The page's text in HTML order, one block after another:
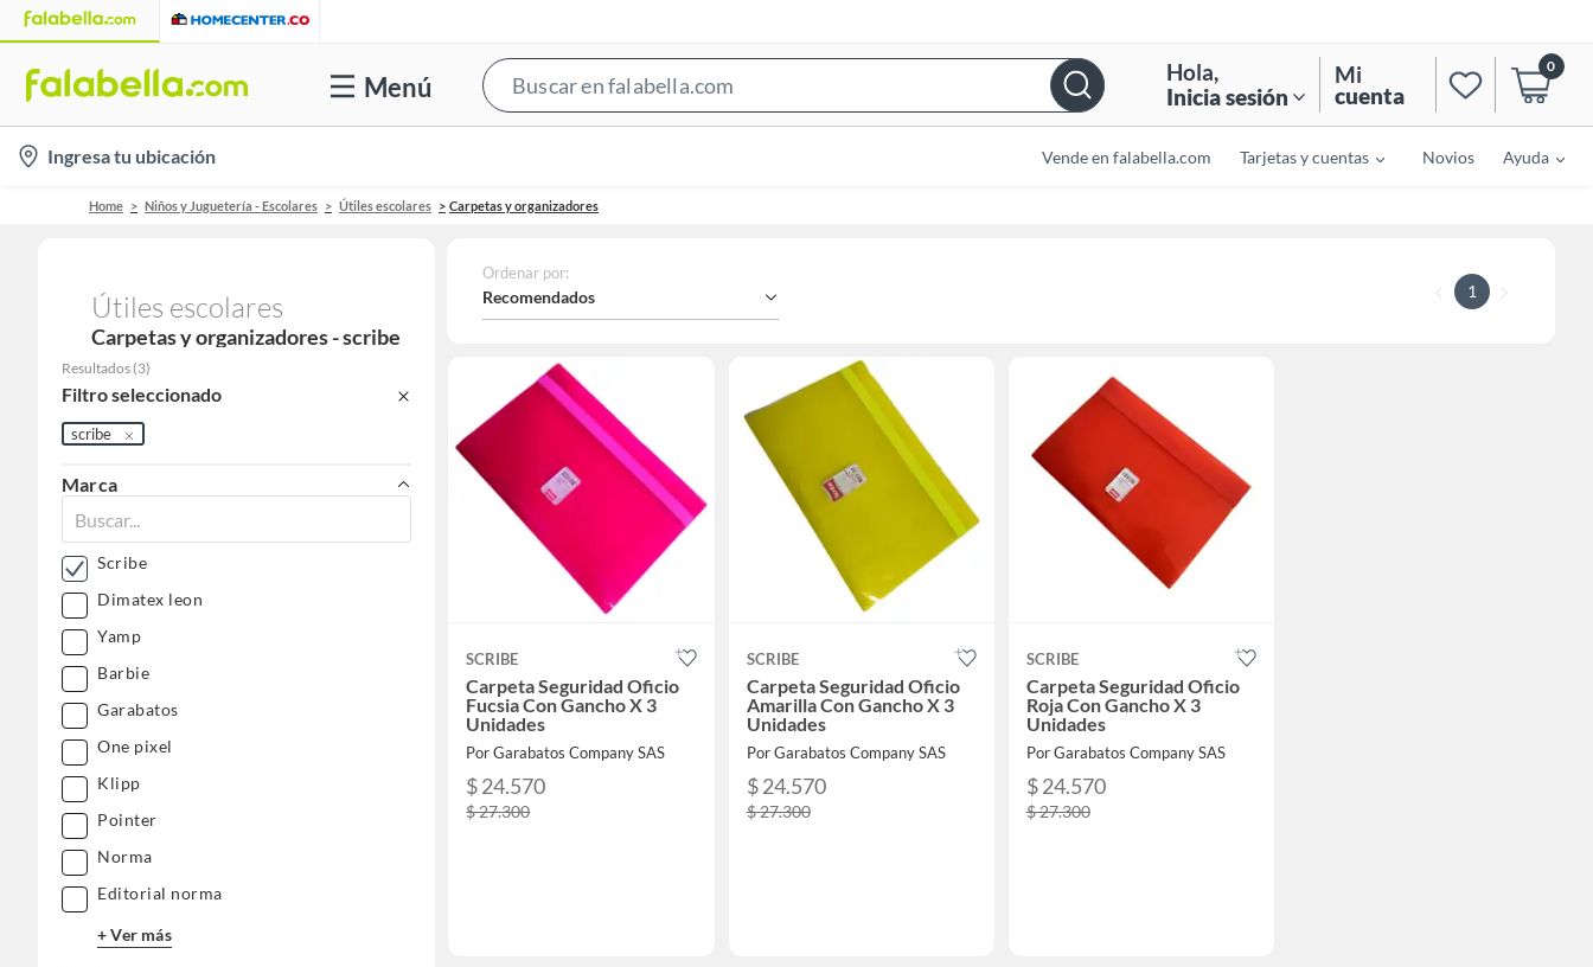
Menú
Bar
Hola,
Inicia sesión
Mi
cuenta
0
location-
icon
Ingresa tu ubicación Vende en falabella.com Tarjetas y cuentas Novios Ayuda
Home Niños y Juguetería - Escolares Útiles escolares Carpetas y organizadores
Útiles escolares
Carpetas y organizadores - scribe
Resultados (3)
Filtro seleccionado
scribe
Marca
Scribe
Dimatex leon
Yamp
Barbie
Garabatos
One pixel
Klipp
Pointer
Norma
Editorial norma
+ Ver más
Ordenar por:
Recomendados 1
SCRIBE
Carpeta Seguridad Oficio
Fucsia Con Gancho X 3
Unidades
Por Garabatos Company SAS
$ 24.570
$ 27.300
SCRIBE
Carpeta Seguridad Oficio
Amarilla Con Gancho X 3
Unidades
Por Garabatos Company SAS
$ 24.570
$ 27.300
SCRIBE
Carpeta Seguridad Oficio
Roja Con Gancho X 3
Unidades
Por Garabatos Company SAS
$ 24.570
$ 27.300